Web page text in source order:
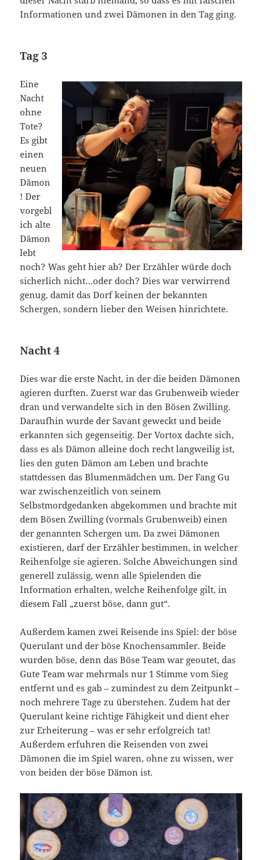
Informationen und zwei Dämonen in den Tag ging.
Tag 3
Eine
Nacht
ohne
Tote?
Es gibt
einen
neuen
Dämon
! Der
vorgebl
ich alte
Dämon
lebt
noch? Was geht hier ab? Der Erzähler würde doch
sicherlich nicht…oder doch? Dies war verwirrend
genug, damit das Dorf keinen der bekannten
Schergen, sondern lieber den Weisen hinrichtete.
Nacht 4
Dies war die erste Nacht, in der die beiden Dämonen
agieren durften. Zuerst war das Grubenweib wieder
dran und verwandelte sich in den Bösen Zwilling.
Daraufhin wurde der Savant geweckt und beide
erkannten sich gegenseitig. Der Vortox dachte sich,
dass es als Dämon alleine doch recht langweilig ist,
lies den guten Dämon am Leben und brachte
stattdessen das Blumenmädchen um. Der Fang Gu
war zwischenzeitlich von seinem
Selbstmordgedanken abgekommen und brachte mit
dem Bösen Zwilling (vormals Grubenweib) einen
der genannten Schergen um. Da zwei Dämonen
existieren, darf der Erzähler bestimmen, in welcher
Reihenfolge sie agieren. Solche Abweichungen sind
generell zulässig, wenn alle Spielenden die
Information erhalten, welche Reihenfolge gilt, in
diesem Fall „zuerst böse, dann gut“.
Außerdem kamen zwei Reisende ins Spiel: der böse
Querulant und der böse Knochensammler. Beide
wurden böse, denn das Böse Team war geoutet, das
Gute Team war mehrmals nur 1 Stimme vom Sieg
entfernt und es gab – zumindest zu dem Zeitpunkt –
noch mehrere Tage zu überstehen. Zudem hat der
Querulant keine richtige Fähigkeit und dient eher
zur Erheiterung – was er sehr erfolgreich tat!
Außerdem erfuhren die Reisenden von zwei
Dämonen die im Spiel waren, ohne zu wissen, wer
von beiden der böse Dämon ist.